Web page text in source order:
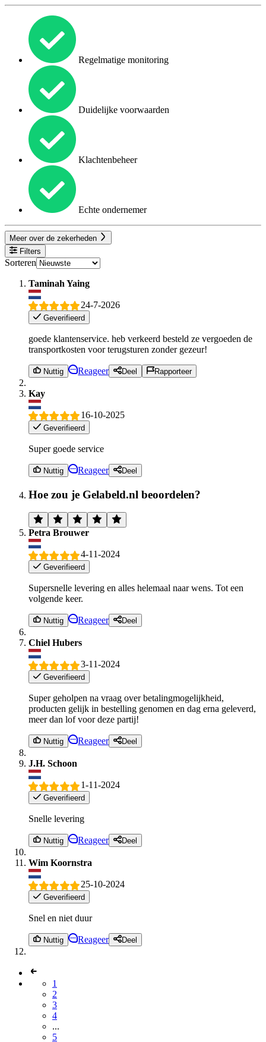
Regelmatige monitoring
Duidelijke voorwaarden
Klachtenbeheer
Echte ondernemer
Meer over de zekerheden
Filters
Sorteren
Taminah Yaing
24-7-2026
Geverifieerd
goede klantenservice. heb verkeerd besteld ze vergoeden de
transportkosten voor terugsturen zonder gezeur!
Nuttig Reageer Deel Rapporteer
Kay
16-10-2025
Geverifieerd
Super goede service
Nuttig Reageer Deel
Hoe zou je Gelabeld.nl beoordelen?
Petra Brouwer
4-11-2024
Geverifieerd
Supersnelle levering en alles helemaal naar wens. Tot een
volgende keer.
Nuttig Reageer Deel
Chiel Hubers
3-11-2024
Geverifieerd
Super geholpen na vraag over betalingmogelijkheid,
producten gelijk in bestelling genomen en dag erna geleverd,
meer dan lof voor deze partij!
Nuttig Reageer Deel
J.H. Schoon
1-11-2024
Geverifieerd
Snelle levering
Nuttig Reageer Deel
Wim Koornstra
25-10-2024
Geverifieerd
Snel en niet duur
Nuttig Reageer Deel
1
2
3
4
...
5